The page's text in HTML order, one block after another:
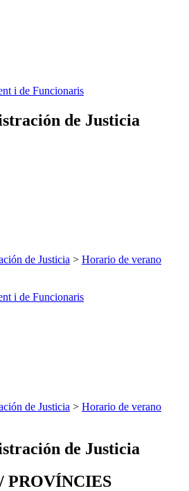
i de Funcionaris
de Justicia
de Justicia > Horario de verano
i de Funcionaris
de Justicia > Horario de verano
de Justicia
PROVÍNCIES